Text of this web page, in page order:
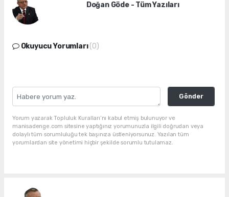
Doğan Göde - Tüm Yazıları
Okuyucu Yorumları(0)
Gönder
Yorum yazarak Topluluk Kuralları’nı kabul etmiş bulunuyor ve
manisadenge.com sitesine yaptığınız yorumunuzla ilgili doğrudan veya
dolaylı tüm sorumluluğu tek başınıza üstleniyorsunuz. Yazılan tüm
yorumlardan site yönetimi hiçbir şekilde sorumlu tutulamaz.